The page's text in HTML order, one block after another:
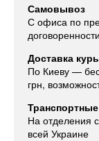
Самовывоз
С офиса по
Доставка
По Киеву —
грн,
На отделения
всей Украине